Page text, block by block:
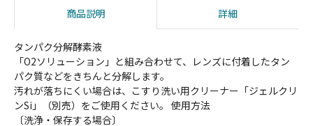
商品説明 詳細
タンパク分解酵素液
「O2ソリューション」と組み合わせて、レンズに付着したタン
パク質などをきちんと分解します。
汚れが落ちにくい場合は、こすり洗い用クリーナー「ジェルクリ
ンSi」（別売）をご使用ください。 使用方法
〔洗浄・保存する場合〕